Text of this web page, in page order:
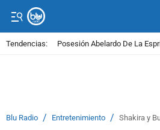
Tendencias: Posesión Abelardo De La
Blu Radio / Entretenimiento / Shakira y